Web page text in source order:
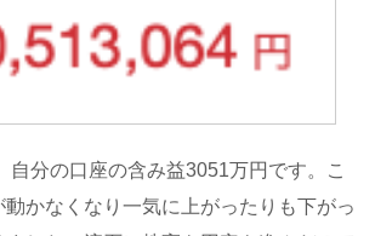
自分の口座の含み益3051万円です。こ
かなくなり一気に上がったりも下がっ